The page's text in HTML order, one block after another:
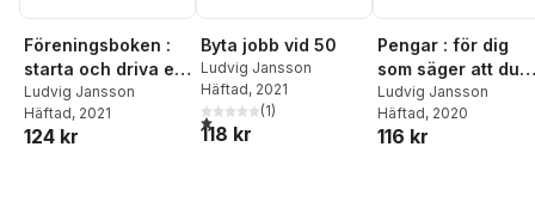
Föreningsboken :
starta och driva en
förening
Ludvig Jansson
Häftad, 2021
124 kr
Byta jobb vid 50
Ludvig Jansson
Häftad, 2021
1,0utav 5 stjärnor. Totalt antal röster:
(1)
118 kr
Pengar : för dig
som säger att du
inte har råd
Ludvig Jansson
Häftad, 2020
116 kr